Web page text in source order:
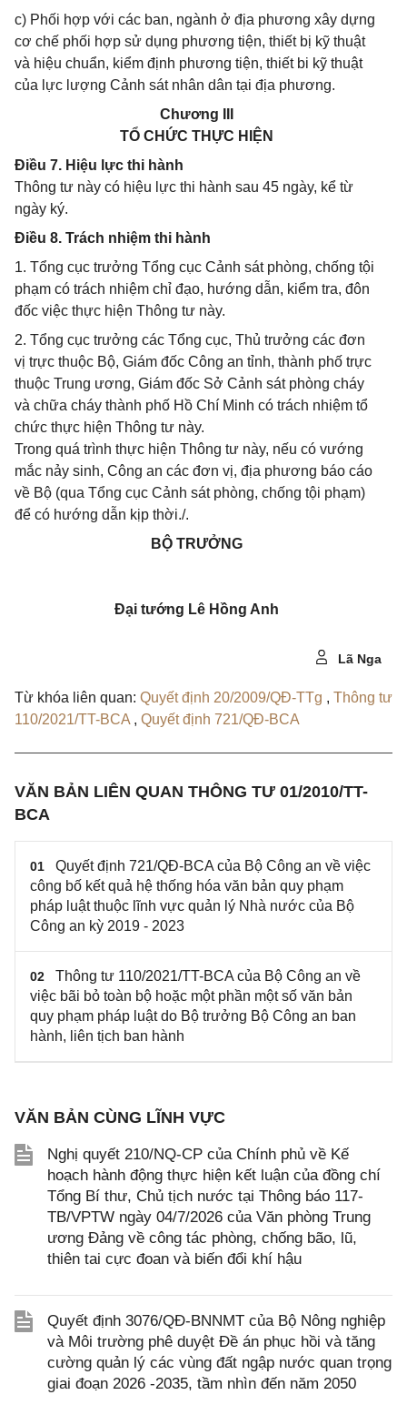
c) Phối hợp với các ban, ngành ở địa phương xây dựng
cơ chế phối hợp sử dụng phương tiện, thiết bị kỹ thuật
và hiệu chuẩn, kiểm định phương tiện, thiết bi kỹ thuật
của lực lượng Cảnh sát nhân dân tại địa phương.
Chương III
TỔ CHỨC THỰC HIỆN
Điều 7. Hiệu lực thi hành
Thông tư này có hiệu lực thi hành sau 45 ngày, kể từ
ngày ký.
Điều 8. Trách nhiệm thi hành
1. Tổng cục trưởng Tổng cục Cảnh sát phòng, chống tội
phạm có trách nhiệm chỉ đạo, hướng dẫn, kiểm tra, đôn
đốc việc thực hiện Thông tư này.
2. Tổng cục trưởng các Tổng cục, Thủ trưởng các đơn
vị trực thuộc Bộ, Giám đốc Công an tỉnh, thành phố trực
thuộc Trung ương, Giám đốc Sở Cảnh sát phòng cháy
và chữa cháy thành phố Hồ Chí Minh có trách nhiệm tổ
chức thực hiện Thông tư này.
Trong quá trình thực hiện Thông tư này, nếu có vướng
mắc nảy sinh, Công an các đơn vị, địa phương báo cáo
về Bộ (qua Tổng cục Cảnh sát phòng, chống tội phạm)
để có hướng dẫn kịp thời./.
BỘ TRƯỞNG
Đại tướng Lê Hồng Anh
Lã Nga
Từ khóa liên quan: Quyết định 20/2009/QĐ-TTg , Thông tư
110/2021/TT-BCA , Quyết định 721/QĐ-BCA
VĂN BẢN LIÊN QUAN THÔNG TƯ 01/2010/TT-
BCA
01
Quyết định 721/QĐ-BCA của Bộ Công an về việc
công bố kết quả hệ thống hóa văn bản quy phạm
pháp luật thuộc lĩnh vực quản lý Nhà nước của Bộ
Công an kỳ 2019 - 2023
02
Thông tư 110/2021/TT-BCA của Bộ Công an về
việc bãi bỏ toàn bộ hoặc một phần một số văn bản
quy phạm pháp luật do Bộ trưởng Bộ Công an ban
hành, liên tịch ban hành
VĂN BẢN CÙNG LĨNH VỰC
Nghị quyết 210/NQ-CP của Chính phủ về Kế
hoạch hành động thực hiện kết luận của đồng chí
Tổng Bí thư, Chủ tịch nước tại Thông báo 117-
TB/VPTW ngày 04/7/2026 của Văn phòng Trung
ương Đảng về công tác phòng, chống bão, lũ,
thiên tai cực đoan và biến đổi khí hậu
Quyết định 3076/QĐ-BNNMT của Bộ Nông nghiệp
và Môi trường phê duyệt Đề án phục hồi và tăng
cường quản lý các vùng đất ngập nước quan trọng
giai đoạn 2026 -2035, tầm nhìn đến năm 2050